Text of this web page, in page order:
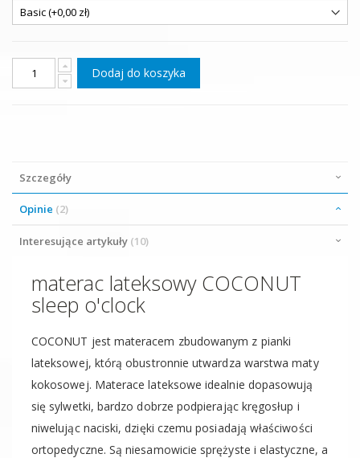
Dodaj do koszyka
Szczegóły
Opinie 2
Interesujące artykuły 10
materac lateksowy COCONUT
sleep o'clock
COCONUT jest materacem zbudowanym z pianki
lateksowej, którą obustronnie utwardza warstwa maty
kokosowej. Materace lateksowe idealnie dopasowują
się sylwetki, bardzo dobrze podpierając kręgosłup i
niwelując naciski, dzięki czemu posiadają właściwości
ortopedyczne. Są niesamowicie sprężyste i elastyczne, a